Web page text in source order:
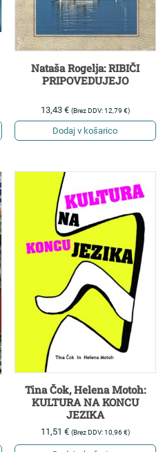
Nataša Rogelja: RIBIČI
PRIPOVEDUJEJO
13,43 € (Brez DDV:12,79 €)
Dodaj v košarico
Tina Čok, Helena Motoh:
KULTURA NA KONCU
JEZIKA
11,51 € (Brez DDV:10,96€)